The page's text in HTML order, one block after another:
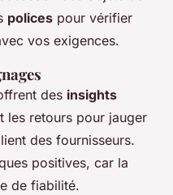
polices pour vérifier
vos exigences.
des insights
les retours pour jauger
des fournisseurs.
positives, car la
de fiabilité.